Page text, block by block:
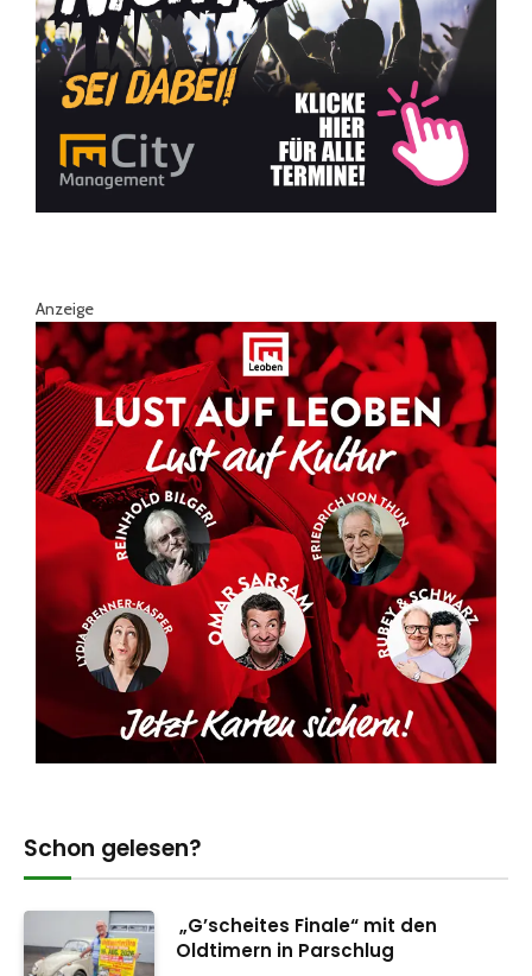
Anzeige
Schon gelesen?
„G’scheites Finale“ mit den
Oldtimern in Parschlug